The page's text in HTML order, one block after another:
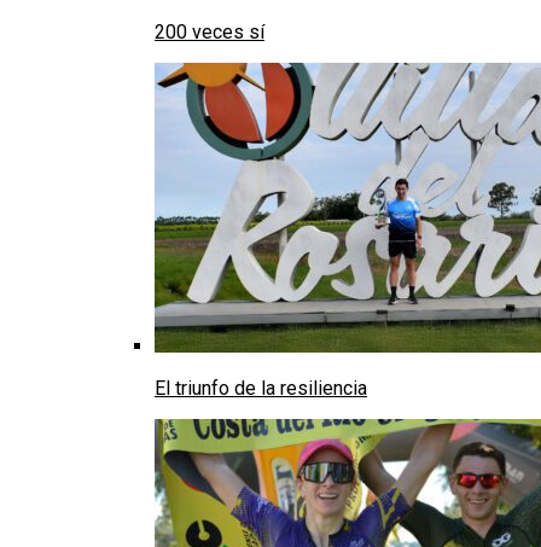
200 veces sí
El triunfo de la resiliencia